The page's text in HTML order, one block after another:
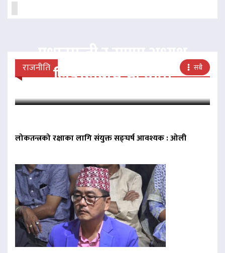
राजनीति सबै
प्रधानमन्त्री र राप्रपा अध्यक्ष
लिङदेनबीच भेटवार्ता
लोकतन्त्रको रक्षाका लागि संयुक्त सङ्घर्ष आवश्यक : ओली